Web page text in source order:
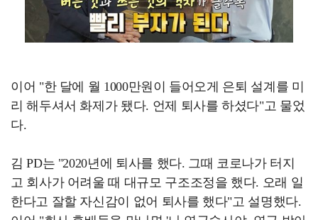
이어 "한 달에 월 1000만원이 들어오게 은퇴 설계를 미
리 해두셔서 화제가 됐다. 언제 퇴사를 하셨다"고 물었
다.
김 PD는 "2020년에 퇴사를 했다. 그때 코로나가 터지
고 회사가 어려울 때 대규모 구조조정을 했다. 오래 일
한다고 잘할 자신감이 없어 퇴사를 했다"고 설명했다.